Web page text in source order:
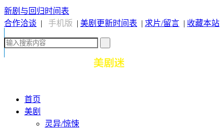
新剧与回归时间表
合作洽谈 | 手机版 | 美剧更新时间表 | 求片/留言 | 收藏本站
首页
美剧
灵异/惊悚